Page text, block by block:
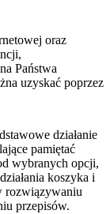
oraz
Państwa
uzyskać poprzez
działanie
pamiętać
wybranych opcji,
koszyka i
rozwiązywaniu
przepisów.